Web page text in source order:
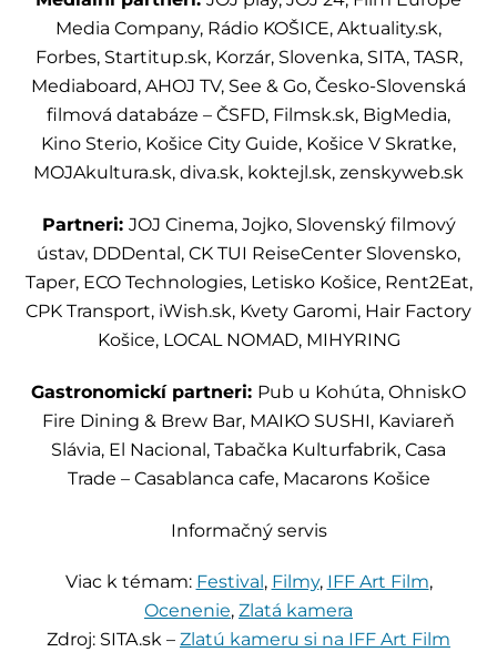
Media Company, Rádio KOŠICE, Aktuality.sk,
Forbes, Startitup.sk, Korzár, Slovenka, SITA, TASR,
Mediaboard, AHOJ TV, See & Go, Česko-Slovenská
filmová databáze – ČSFD, Filmsk.sk, BigMedia,
Kino Sterio, Košice City Guide, Košice V Skratke,
MOJAkultura.sk, diva.sk, koktejl.sk, zenskyweb.sk
Partneri: JOJ Cinema, Jojko, Slovenský filmový
ústav, DDDental, CK TUI ReiseCenter Slovensko,
Taper, ECO Technologies, Letisko Košice, Rent2Eat,
CPK Transport, iWish.sk, Kvety Garomi, Hair Factory
Košice, LOCAL NOMAD, MIHYRING
Gastronomickí partneri: Pub u Kohúta, OhniskO
Fire Dining & Brew Bar, MAIKO SUSHI, Kaviareň
Slávia, El Nacional, Tabačka Kulturfabrik, Casa
Trade – Casablanca cafe, Macarons Košice
Informačný servis
Viac k témam: Festival , Filmy, IFF Art Film,
Ocenenie, Zlatá kamera
Zdroj: SITA.sk – Zlatú kameru si na IFF Art Film